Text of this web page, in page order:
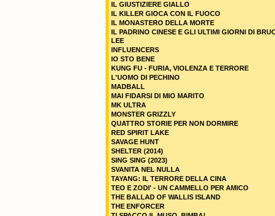
IL GIUSTIZIERE GIALLO
IL KILLER GIOCA CON IL FUOCO
IL MONASTERO DELLA MORTE
IL PADRINO CINESE E GLI ULTIMI GIORNI DI
LEE
INFLUENCERS
IO STO BENE
KUNG FU - FURIA, VIOLENZA E TERRORE
L'UOMO DI PECHINO
MADBALL
MAI FIDARSI DI MIO MARITO
MK ULTRA
MONSTER GRIZZLY
QUATTRO STORIE PER NON DORMIRE
RED SPIRIT LAKE
SAVAGE HUNT
SHELTER (2014)
SING SING (2023)
SVANITA NEL NULLA
TAYANG: IL TERRORE DELLA CINA
TEO E ZODI' - UN CAMMELLO PER AMICO
THE BALLAD OF WALLIS ISLAND
THE ENFORCER